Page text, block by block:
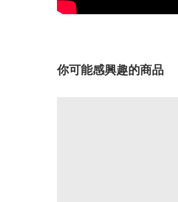
你可能感興趣的商品